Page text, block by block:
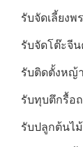
รับจัดเลี้ยงพ
รับจัดโต๊ะจี
รับติดตั้งหญ้
รับทุบตึกรื้อ
รับปลูกต้นไม้